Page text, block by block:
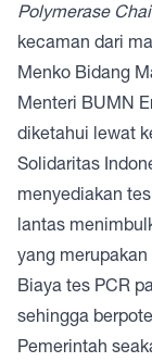
Polymerase
kecaman dari
Menko Bidang
Menteri BUMN
diketahui lewat
Solidaritas
menyediakan
lantas
yang
Biaya tes PCR
sehingga
Pemerintah